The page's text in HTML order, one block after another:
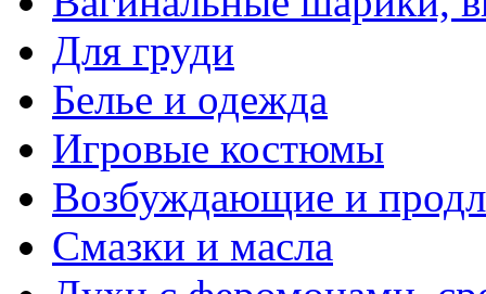
Для груди
Белье и одежда
Игровые костюмы
Возбуждающие и
Смазки и масла